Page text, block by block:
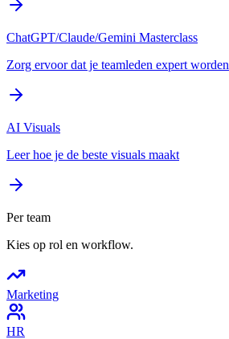
ChatGPT/Claude/Gemini Masterclass
Zorg ervoor dat je teamleden expert worden
AI Visuals
Leer hoe je de beste visuals maakt
Per team
Kies op rol en workflow.
Marketing
HR